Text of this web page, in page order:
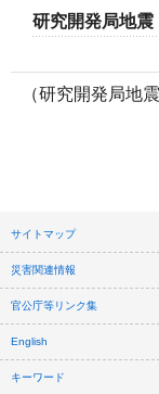
研究開発局地震
（研究開発局地
サイトマップ
災害関連情報
官公庁等リンク集
English
キーワード